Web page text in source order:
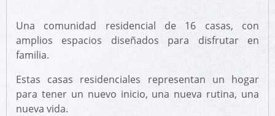
Una comunidad residencial de 16 casas, con
amplios espacios diseñados para disfrutar en
familia.
Estas casas residenciales representan un hogar
para tener un nuevo inicio, una nueva rutina, una
nueva vida.